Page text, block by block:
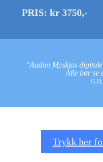
PRIS: kr 3750,-
"Audun Myskjas
Alle bør se
Trykk her